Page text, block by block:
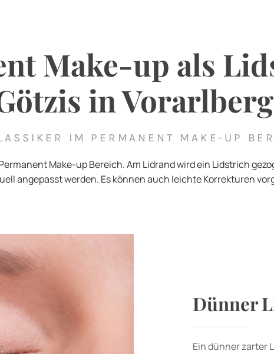
Make-up als
in Vorarlberg
IM PERMANENT MAKE-UP
Make-up Bereich. Am Lidrand wird ein Lidstrich
angepasst werden. Es können auch leichte Korrekturen
Dünner
Ein dünner zarter